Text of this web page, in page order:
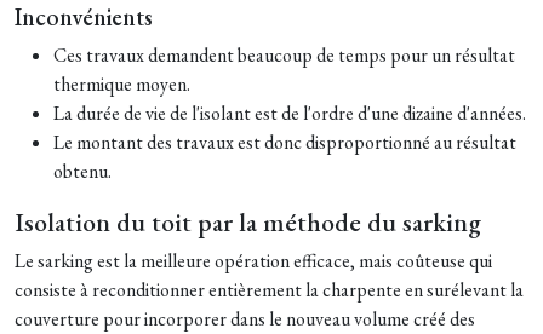
Inconvénients
Ces travaux demandent beaucoup de temps pour un résultat
thermique moyen.
La durée de vie de l'isolant est de l'ordre d'une dizaine d'années.
Le montant des travaux est donc disproportionné au résultat
obtenu.
Isolation du toit par la méthode du sarking
Le sarking est la meilleure opération efficace, mais coûteuse qui
consiste à reconditionner entièrement la charpente en surélevant la
couverture pour incorporer dans le nouveau volume créé des